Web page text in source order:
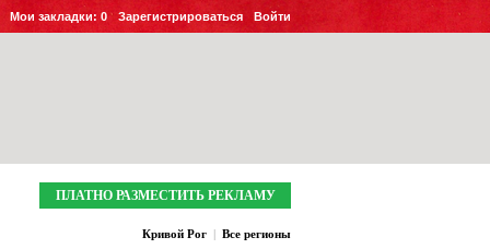
Войти
Зарегистрироваться
Мои закладки: 0
ПЛАТНО РАЗМЕСТИТЬ РЕКЛАМУ
Кривой Рог | Все регионы